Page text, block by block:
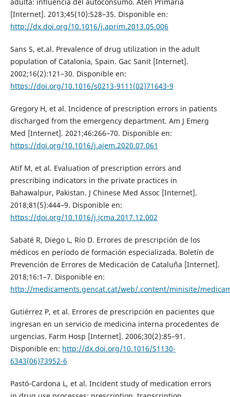
[Internet]. 2013;45(10):528–35. Disponible en:
http://dx.doi.org/10.1016/j.aprim.2013.05.006
Sans S, et.al. Prevalence of drug utilization in the adult
population of Catalonia, Spain. Gac Sanit [Internet].
2002;16(2):121–30. Disponible en:
https://doi.org/10.1016/s0213-9111(02)71643-9
Gregory H, et al. Incidence of prescription errors in patients
discharged from the emergency department. Am J Emerg
Med [Internet]. 2021;46:266–70. Disponible en:
https://doi.org/10.1016/j.ajem.2020.07.061
Atif M, et al. Evaluation of prescription errors and
prescribing indicators in the private practices in
Bahawalpur, Pakistan. J Chinese Med Assoc [Internet].
2018;81(5):444–9. Disponible en:
https://doi.org/10.1016/j.jcma.2017.12.002
Sabaté R, Diego L, Río D. Errores de prescripción de los
médicos en período de formación especializada. Boletín de
Prevención de Errores de Medicación de Cataluña [Internet].
2018;16:1–7. Disponible en:
http://medicaments.gencat.cat/web/.content/minisite/
Gutiérrez P, et al. Errores de prescripción en pacientes que
ingresan en un servicio de medicina interna procedentes de
urgencias. Farm Hosp [Internet]. 2006;30(2):85–91.
Disponible en: http://dx.doi.org/10.1016/S1130-
6343(06)73952-6
Pastó-Cardona L, et al. Incident study of medication errors